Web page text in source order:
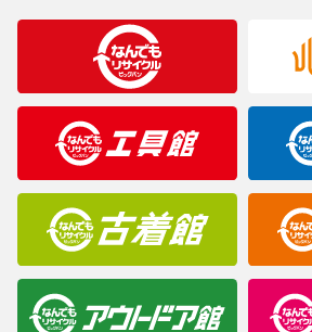
合がございますのでご了承ください。
※表記したカラー名は、当社が判断した名
製造元が定めたカラー名と異なることもあ
明なことがありましたらご購入前にお問い
商品について